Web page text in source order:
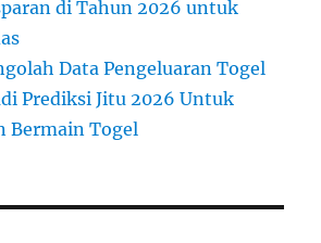
di Tahun 2026 untuk
Data Pengeluaran Togel
Prediksi Jitu 2026 Untuk
Bermain Togel